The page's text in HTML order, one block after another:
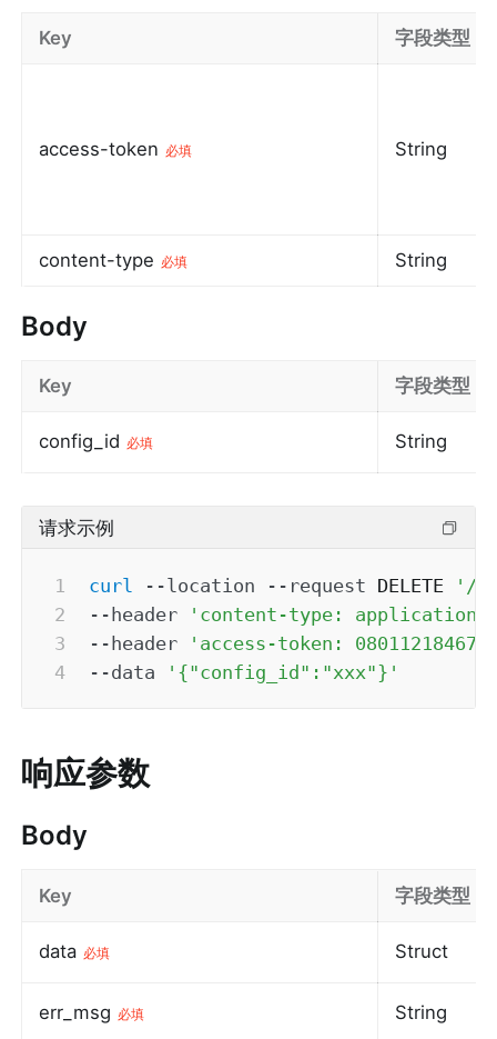
Key 字段类型
access-token 必填 String
content-type 必填 String
Body
Key 字段类型
config_id 必填 String
请求示例
curl --location --request DELETE
'/
--header
'content-type: application/
--header
'access-token:
--data
'{"config_id":"xxx"}'
响应参数
Body
Key 字段类型
data 必填 Struct
err_msg 必填 String